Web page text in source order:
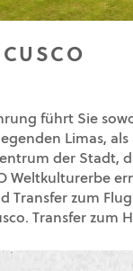
führt Sie
Limas, als
der Stadt,
Weltkulturerbe
Transfer zum
Transfer zum